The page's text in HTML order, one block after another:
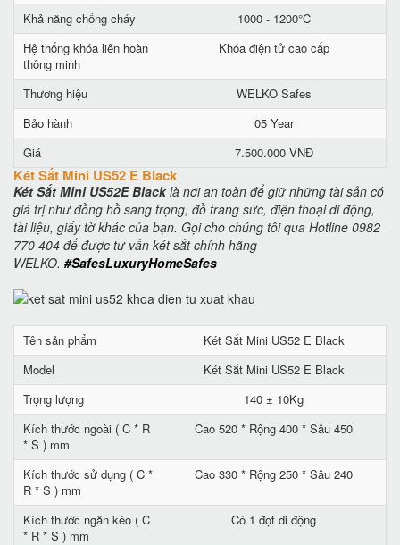
Khả năng chống cháy
1000 - 1200°C
Hệ thống khóa liên hoàn
thông minh
Khóa điện tử cao cấp
Thương hiệu
WELKO Safes
Bảo hành
05 Year
Giá
7.500.000 VNĐ
Két Sắt Mini US52 E Black
Két Sắt Mini US52E Blacklà nơi an toàn để giữ những tài sản có
giá trị như đồng hồ sang trọng, đồ trang sức, điện thoại di động,
tài liệu, giấy tờ khác của bạn. Gọi cho chúng tôi qua Hotline 0982
770 404 để được tư vấn két sắt chính hãng
WELKO. #SafesLuxuryHomeSafes
Tên sản phẩm
Két Sắt Mini US52 E Black
Model
Két Sắt Mini US52 E Black
Trọng lượng
140 ± 10Kg
Kích thước ngoài ( C * R
* S ) mm
Cao 520 * Rộng 400 * Sâu 450
Kích thước sử dụng ( C *
R * S ) mm
Cao 330 * Rộng 250 * Sâu 240
Kích thước ngăn kéo ( C
* R * S ) mm
Có 1 đợt di động